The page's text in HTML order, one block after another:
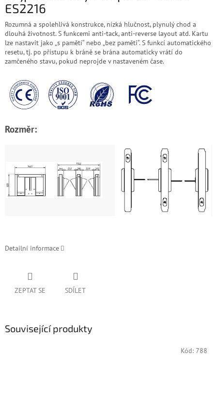
ES2216
Rozumná a spolehlivá konstrukce, nízká hlučnost, plynulý chod a
dlouhá životnost. S funkcemi anti-tack, anti-reverse layout atd. Kartu
lze nastavit jako „s pamětí“ nebo „bez paměti“. S funkcí automatického
resetu, tj. po přístupu k bráně se brána automaticky vrátí do
zamčeného stavu, pokud neprojde v nastaveném čase.
Rozměr:
Detailní informace
ZEPTAT SE SDÍLET
Související produkty
Kód: 788